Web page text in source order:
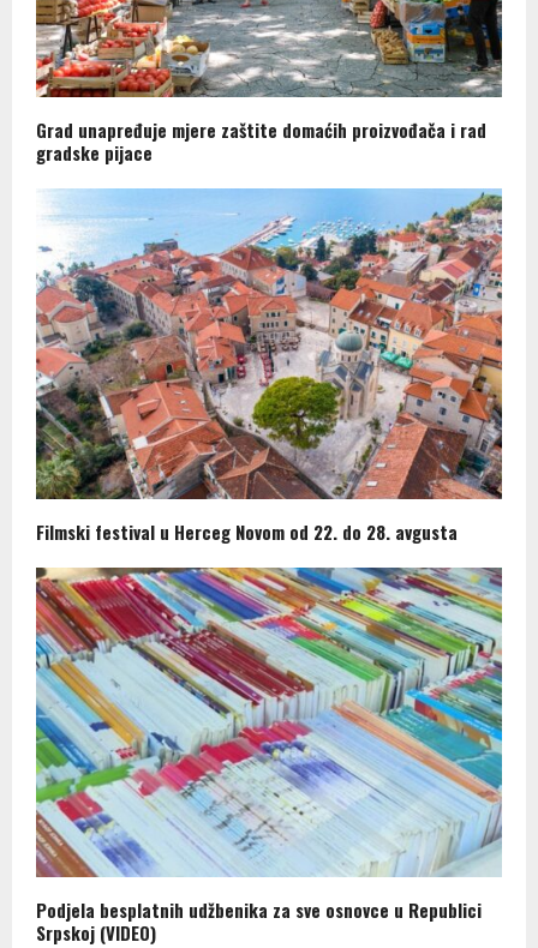
Grad unapređuje mjere zaštite domaćih proizvođača i rad
gradske pijace
Filmski festival u Herceg Novom od 22. do 28. avgusta
Podjela besplatnih udžbenika za sve osnovce u Republici
Srpskoj (VIDEO)